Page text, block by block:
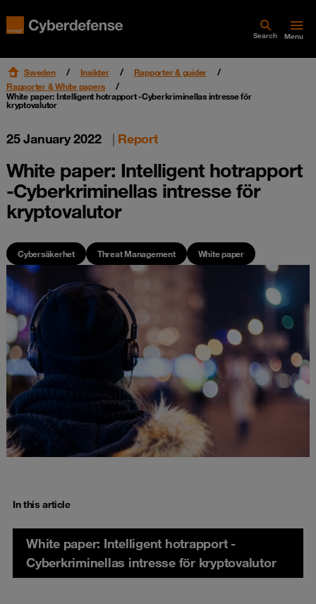
Search Menu
Sweden Insikter
Rapporter & guider
Rapporter & White papers
White paper: Intelligent hotrapport -Cyberkriminellas intresse för
kryptovalutor
25 January 2022 | Report
White paper: Intelligent hotrapport
-Cyberkriminellas intresse för
kryptovalutor
Cybersäkerhet Threat Management White paper
In this article
White paper: Intelligent hotrapport -
Cyberkriminellas intresse för kryptovalutor